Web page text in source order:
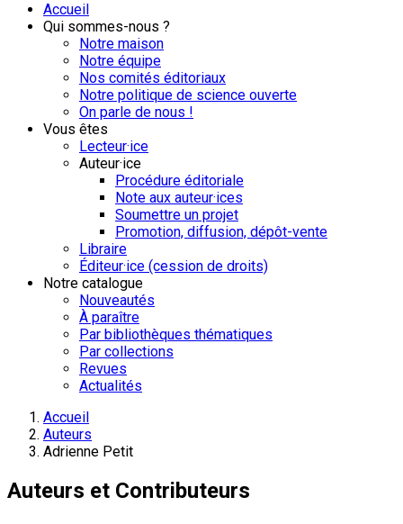
Accueil
Qui sommes-nous ?
Notre maison
Notre équipe
Nos comités éditoriaux
Notre politique de science ouverte
On parle de nous !
Vous êtes
Lecteur·ice
Auteur·ice
Procédure éditoriale
Note aux auteur·ices
Soumettre un projet
Promotion, diffusion, dépôt-vente
Libraire
Éditeur·ice (cession de droits)
Notre catalogue
Nouveautés
À paraître
Par bibliothèques thématiques
Par collections
Revues
Actualités
Accueil
Auteurs
Adrienne Petit
Auteurs et Contributeurs